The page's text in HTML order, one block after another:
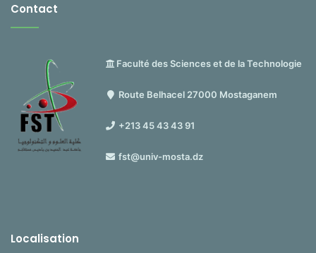
Contact
Faculté des Sciences et de la Technologie
Route Belhacel 27000 Mostaganem
+213 45 43 43 91
fst@univ-mosta.dz
Localisation